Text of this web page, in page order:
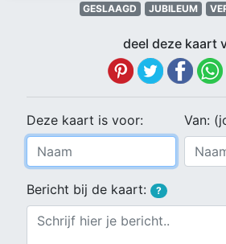
GESLAAGD JUBILEUM
deel deze kaart
Deze kaart is voor: Van:
Bericht bij de kaart: ?